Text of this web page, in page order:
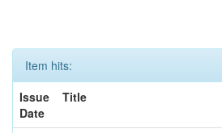
Item hits:
Issue
Date
Title